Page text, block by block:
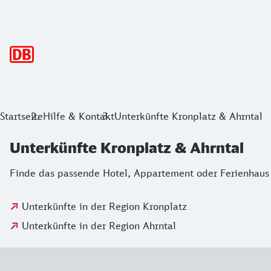
StartseiteHilfe & KontaktUnterkünfte Kronplatz & Ahrntal
Unterkünfte Kronplatz & Ahrntal
Finde das passende Hotel, Appartement oder
Unterkünfte in der Region Kronplatz
Unterkünfte in der Region Ahrntal